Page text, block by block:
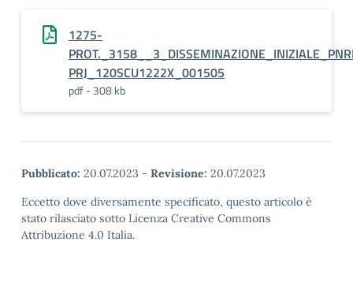
1275-
PRJ_120SCU1222X_001505
pdf - 308 kb
Pubblicato: 20.07.2023 - Revisione: 20.07.2023
Eccetto dove diversamente specificato, questo articolo è
stato rilasciato sotto Licenza Creative Commons
Attribuzione 4.0 Italia.